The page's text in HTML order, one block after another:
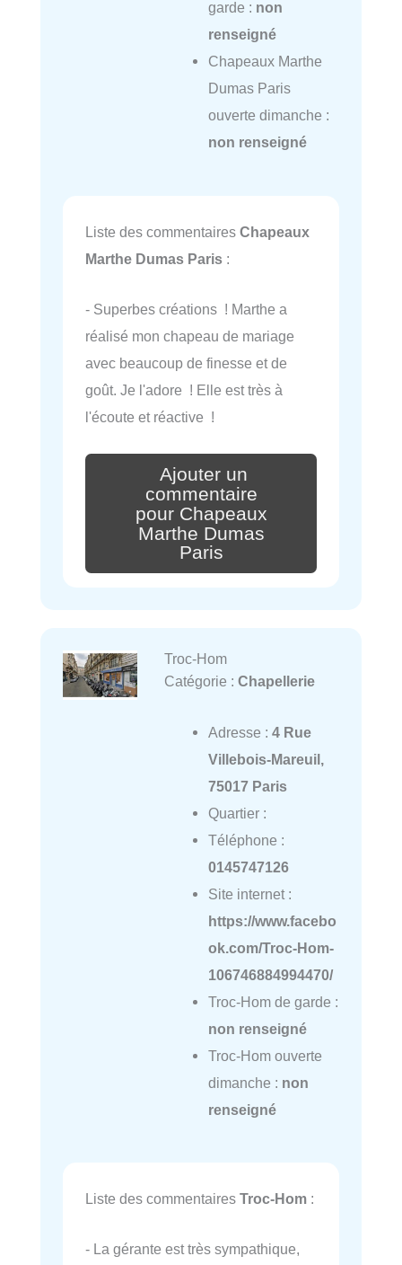
garde : non
renseigné
Chapeaux Marthe
Dumas Paris
ouverte dimanche :
non renseigné
Liste des commentaires Chapeaux
Marthe Dumas Paris :
- Superbes créations ! Marthe a
réalisé mon chapeau de mariage
avec beaucoup de finesse et de
goût. Je l'adore ! Elle est très à
l'écoute et réactive !
Ajouter un
commentaire
pour Chapeaux
Marthe Dumas
Paris
Troc-Hom
Catégorie : Chapellerie
Adresse : 4 Rue
Villebois-Mareuil,
75017 Paris
Quartier :
Téléphone :
0145747126
Site internet :
https://www.facebo
ok.com/Troc-Hom-
106746884994470/
Troc-Hom de garde :
non renseigné
Troc-Hom ouverte
dimanche : non
renseigné
Liste des commentaires Troc-Hom :
- La gérante est très sympathique,